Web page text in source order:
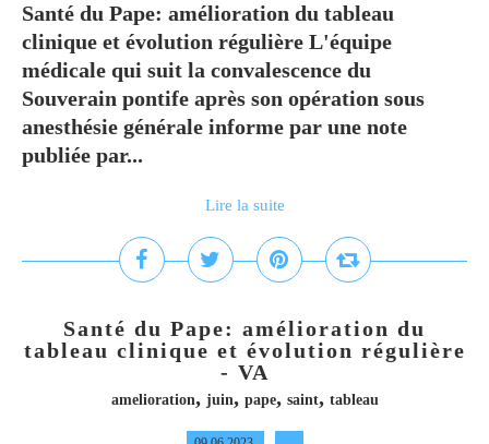
Santé du Pape: amélioration du tableau
clinique et évolution régulière L'équipe
médicale qui suit la convalescence du
Souverain pontife après son opération sous
anesthésie générale informe par une note
publiée par...
Lire la suite
Santé du Pape: amélioration du
tableau clinique et évolution régulière
- VA
amelioration, juin, pape, saint, tableau